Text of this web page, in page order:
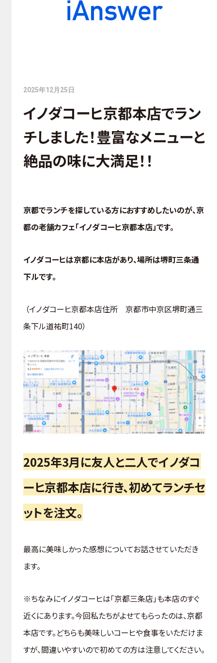
2025年12月25日
イノダコーヒ京都本店でラン
チしました！豊富なメニューと
絶品の味に大満足！！
京都でランチを探している方におすすめしたいのが、京
都の老舗カフェ「イノダコーヒ京都本店」です。
イノダコーヒは京都に本店があり、場所は堺町三条通
下ルです。
（イノダコーヒ京都本店住所 京都市中京区堺町通三
条下ル道祐町140）
2025年3月に友人と二人でイノダコ
ーヒ京都本店に行き、初めてランチセ
ットを注文。
最高に美味しかった感想についてお話させていただき
ます。
※ちなみにイノダコーヒは「京都三条店」も本店のすぐ
近くにあります。今回私たちがよせてもらったのは、京都
本店です。どちらも美味しいコーヒや食事をいただけま
すが、間違いやすいので初めての方は注意してください。